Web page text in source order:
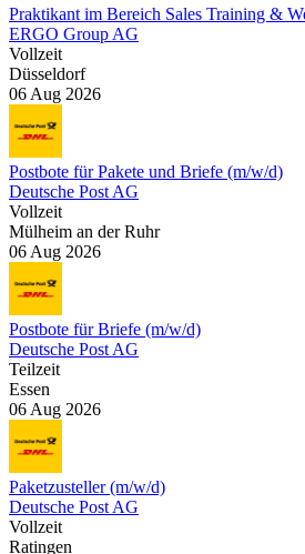
Praktikant im Bereich Sales Training &
ERGO Group AG
Vollzeit
Düsseldorf
06 Aug 2026
Postbote für Pakete und Briefe (m/w/d)
Deutsche Post AG
Vollzeit
Mülheim an der Ruhr
06 Aug 2026
Postbote für Briefe (m/w/d)
Deutsche Post AG
Teilzeit
Essen
06 Aug 2026
Paketzusteller (m/w/d)
Deutsche Post AG
Vollzeit
Ratingen